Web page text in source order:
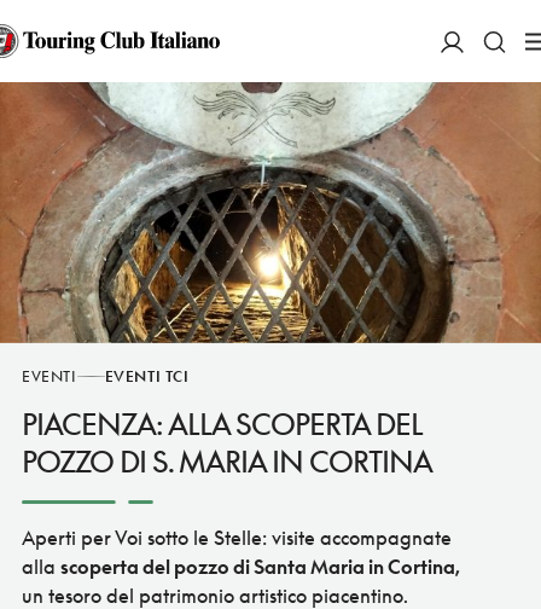
EVENTI EVENTI TCI
PIACENZA: ALLA SCOPERTA DEL
POZZO DI S. MARIA IN CORTINA
Aperti per Voi sotto le Stelle: visite accompagnate
alla scoperta del pozzo di Santa Maria in Cortina,
un tesoro del patrimonio artistico piacentino.